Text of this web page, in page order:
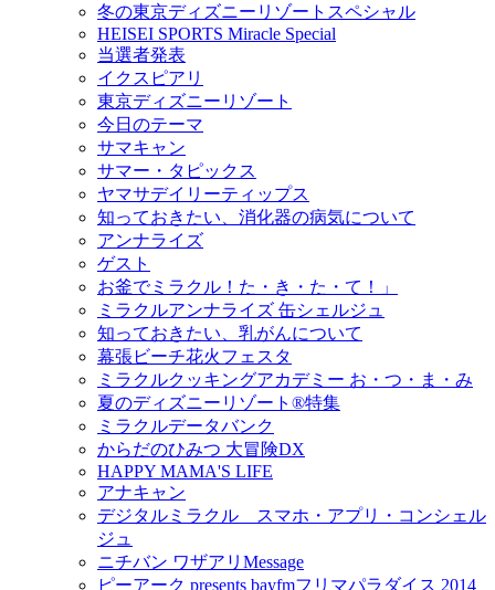
冬の東京ディズニーリゾートスペシャル
HEISEI SPORTS Miracle Special
当選者発表
イクスピアリ
東京ディズニーリゾート
今日のテーマ
サマキャン
サマー・タピックス
ヤマサデイリーティップス
知っておきたい、消化器の病気について
アンナライズ
ゲスト
お釜でミラクル！た・き・た・て！」
ミラクルアンナライズ 缶シェルジュ
知っておきたい、乳がんについて
幕張ビーチ花火フェスタ
ミラクルクッキングアカデミー お・つ・ま・み
夏のディズニーリゾート®特集
ミラクルデータバンク
からだのひみつ 大冒険DX
HAPPY MAMA'S LIFE
アナキャン
デジタルミラクル スマホ・アプリ・コンシェル
ジュ
ニチバン ワザアリMessage
ピーアーク presents bayfmフリマパラダイス 2014